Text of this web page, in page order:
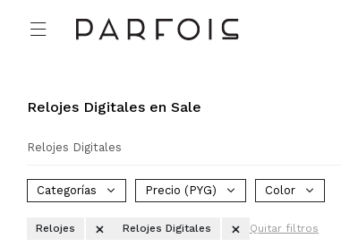

Relojes Digitales en Sale
Relojes Digitales
Categorías Precio (PYG) Color
Relojes Relojes Digitales Quitar filtros